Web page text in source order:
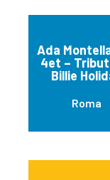
Ada
4et –
Billie
Roma